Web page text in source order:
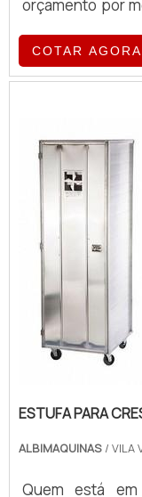
orçamento por
competente do
DE LASTRO A
com seus
industrial a
volum...
COTAR AGORA
ESTUFA PARA
ALBIMAQUINAS / VILA
Quem está